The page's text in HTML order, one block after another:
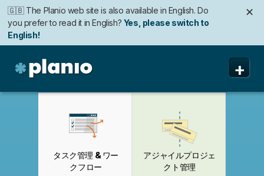
🇬🇧 The Planio web site is also available in English. Do
you prefer to read it in English? Yes, please switch to
English!
✕
Möchten Sie lieber auf Deutsch weiterlesen?
Deutsch wechseln!
✕
本語での表示がお好みですか?
✕
vous le lire en français ?
française !
✕
+
価格と申込み
セキュリティタスク管理 & ワー
クフロー
アジャイルプロジェ
クト管理